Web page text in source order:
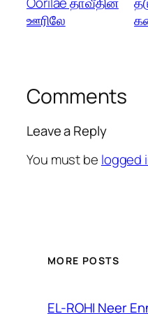
ஊரிலே
Comments
Leave a Reply
You must be logged
MORE POSTS
EL-ROHI Neer